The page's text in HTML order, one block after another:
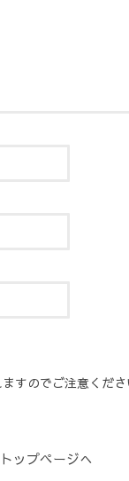
すのでご注意くださ
トップページへ